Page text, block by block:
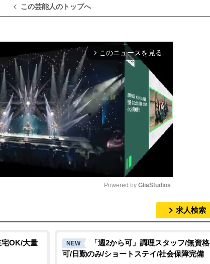
この芸能人のトップへ
arrow_forward_ios このニュースを見る
t
e
Powered by GliaStudios
求人検索
宅OK/大量
NEW
「週2から可」調理スタッフ/無資格
可/日勤のみ/ショートステイ/社会保障完備